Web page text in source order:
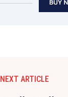
NEXT ARTICLE